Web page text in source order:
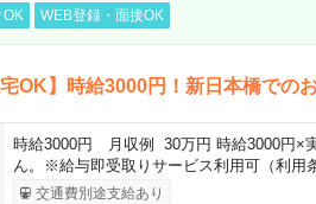
OK WEB登録・面接OK
宅OK】時給3000円！新日本橋での
時給3000円 月収例 30万円 時給3000円×
ん。※給与即受取りサービス利用可（利用
交通費別途支給あり